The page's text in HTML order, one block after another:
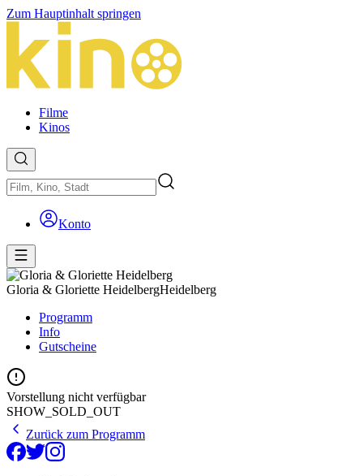
Zum Hauptinhalt springen
Filme
Kinos
Konto
Gloria & Gloriette HeidelbergHeidelberg
Programm
Info
Gutscheine
Vorstellung nicht verfügbar
SHOW_SOLD_OUT
Zurück zum Programm